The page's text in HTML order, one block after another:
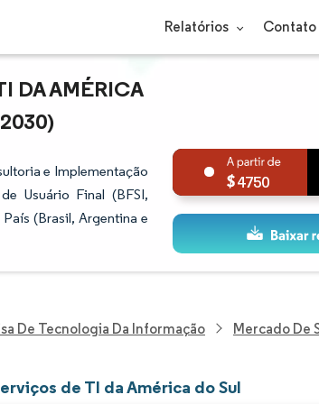
Relatórios Contato
DA AMÉRICA
e Implementação
Usuário Final (BFSI,
(Brasil, Argentina e
4750
De Tecnologia Da Informação Mercado De
de TI da América do Sul